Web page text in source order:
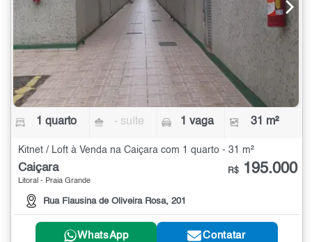
1 quarto - suíte 1 vaga 31 m²
Kitnet / Loft à Venda na Caiçara com 1 quarto - 31 m²
Caiçara
Litoral - Praia Grande
Rua Flausina de Oliveira Rosa, 201
R$ 195.000
WhatsApp Contatar